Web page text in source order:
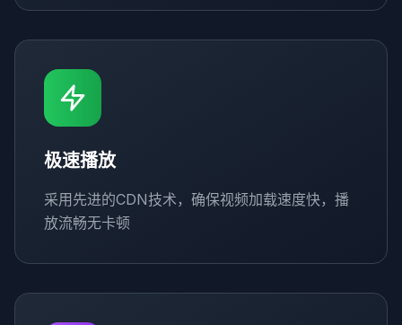
极速播放
采用先进的CDN技术，确保视频加载速度快，播
放流畅无卡顿